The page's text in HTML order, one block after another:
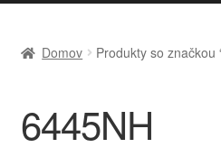
Celosvetová preprava
Doprava
Domov Produkty so značkou
6445NH